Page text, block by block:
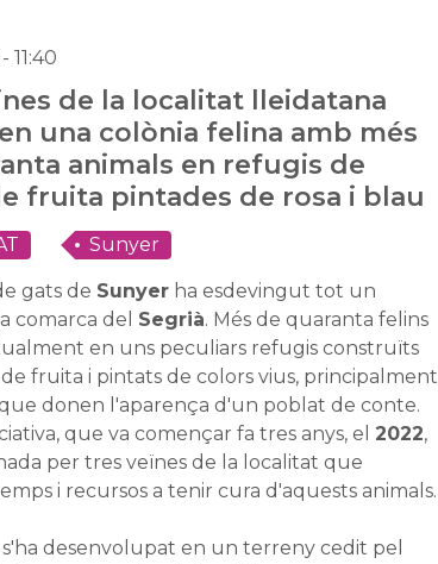
- 11:40
de la localitat lleidatana
una colònia felina amb més
animals en refugis de
fruita pintades de rosa i blau
Sunyer
gats de Sunyerha esdevingut tot un
comarca del Segrià. Més de quaranta felins
en uns peculiars refugis construïts
de fruita i pintats de colors vius, principalment
donen l'aparença d'un poblat de conte.
que va començar fa tres anys, el 2022,
per tres veïnes de la localitat que
i recursos a tenir cura d'aquests animals.
desenvolupat en un terreny cedit pel